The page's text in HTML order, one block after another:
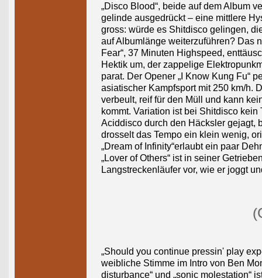
„Disco Blood“, beide auf dem Album
gelinde ausgedrückt – eine mittlere
gross: würde es Shitdisco gelingen,
auf Albumlänge weiterzuführen? Das
Fear“, 37 Minuten Highspeed,
Hektik um, der zappelige
parat. Der Opener „I Know Kung Fu“
asiatischer Kampfsport mit 250 km/h.
verbeult, reif für den Müll und kann
kommt. Variation ist bei Shitdisco
Aciddisco durch den Häcksler gejagt,
drosselt das Tempo ein klein wenig,
„Dream of Infinity“erlaubt ein paar
„Lover of Others“ ist in seiner
Langstreckenläufer vor, wie er joggt
„Should you continue pressin' play
weibliche Stimme im Intro von Ben
disturbance“ und „sonic molestation“